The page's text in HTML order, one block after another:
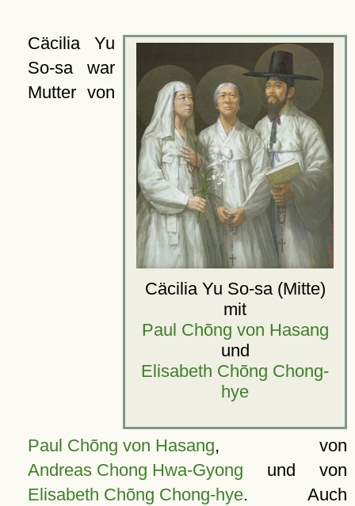
Cäcilia Yu So-sa (Mitte)
mit
Paul Chõng von Hasang
und
Elisabeth Chõng Chong-
hye
Cäcilia Yu
So-sa war
Mutter von
Paul Chõng von Hasang, von
Andreas Chong Hwa-Gyong und von
Elisabeth Chõng Chong-hye. Auch